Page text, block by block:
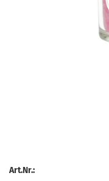
Art.Nr.: